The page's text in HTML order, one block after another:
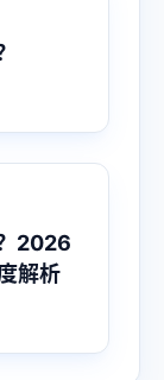
2026
解析